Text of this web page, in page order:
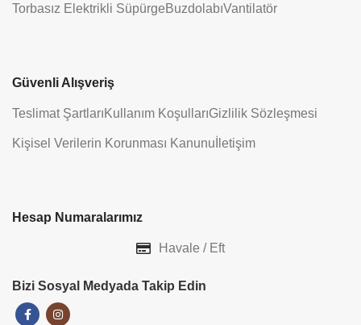
Torbasız Elektrikli SüpürgeBuzdolabıVantilatör
Güvenli Alışveriş
Teslimat ŞartlarıKullanım KoşullarıGizlilik Sözleşmesi
Kişisel Verilerin Korunması Kanunu İletişim
Hesap Numaralarımız
Havale / Eft
Bizi Sosyal Medyada Takip Edin